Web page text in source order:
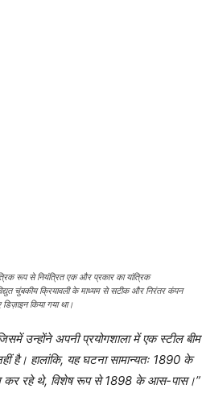
रूप से नियंत्रित एक और प्रकार का यांत्रिक
चुंबकीय क्रियावली के माध्यम से सटीक और निरंतर कंपन
किया गया था।
उन्होंने अपनी प्रयोगशाला में एक स्टील बीम
हालांकि, यह घटना सामान्यतः 1890 के
कर रहे थे, विशेष रूप से 1898 के आस-पास।”